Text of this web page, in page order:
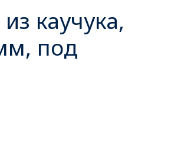
каучука,
под